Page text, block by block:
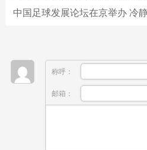
中国足球发展论坛在京举办 冷
称呼：
邮箱：